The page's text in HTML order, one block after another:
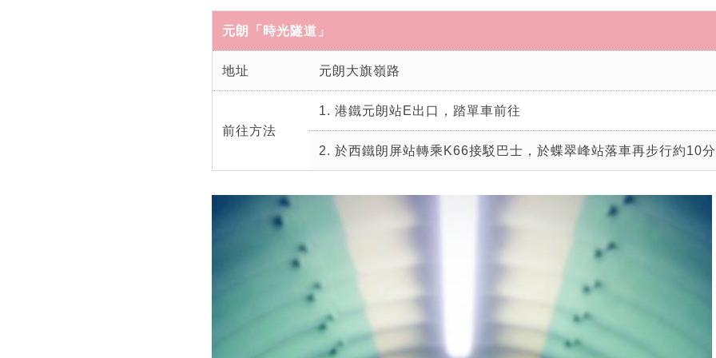
元朗「時光隧道」
地址 元朗大旗嶺路
前往方法
1. 港鐵元朗站E出口，踏單車前往
2. 於西鐵朗屏站轉乘K66接駁巴士，於蝶翠峰站落車再步行約10